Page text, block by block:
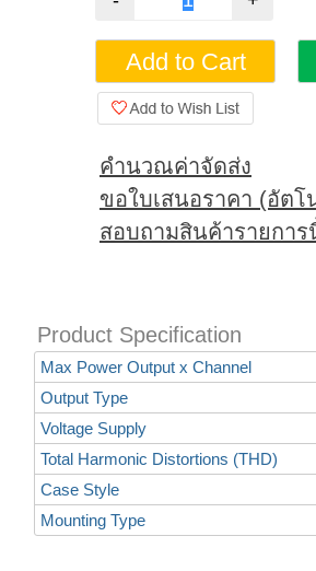
คำนวณค่าจัดส่ง
ขอใบเสนอราคา (อัตโ
สอบถามสินค้ารายการ
Product Specification
Max Power Output x Channel
Output Type
Voltage Supply
Total Harmonic Distortions (THD)
Case Style
Mounting Type